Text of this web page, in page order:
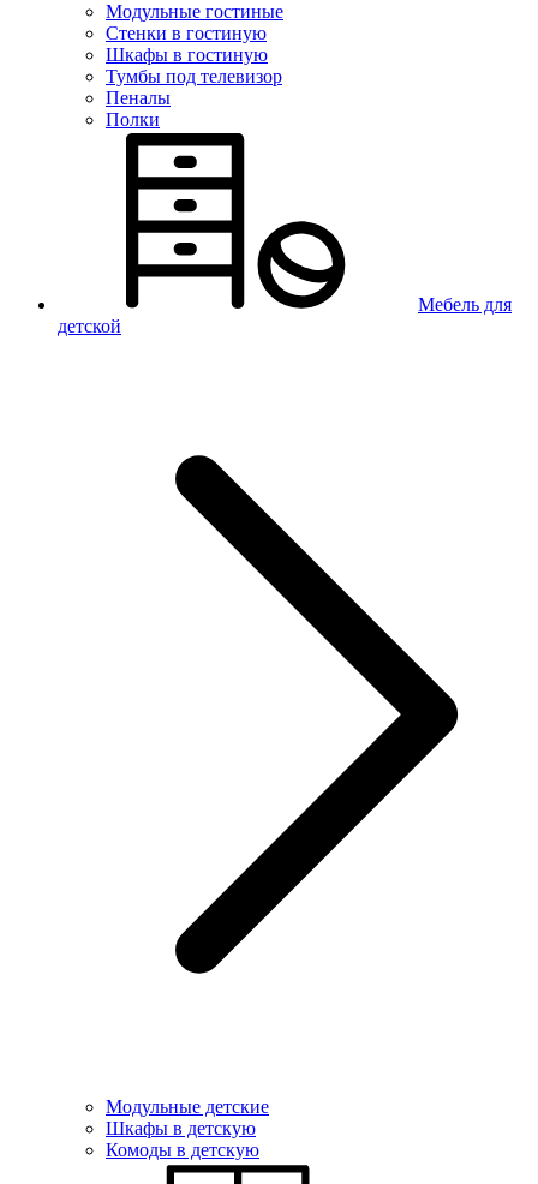
Модульные гостиные
Стенки в гостиную
Шкафы в гостиную
Тумбы под телевизор
Пеналы
Полки
Мебель для
детской
Модульные детские
Шкафы в детскую
Комоды в детскую